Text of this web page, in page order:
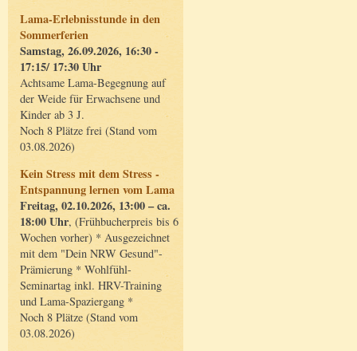
Lama-Erlebnisstunde in den
Sommerferien
Samstag, 26.09.2026, 16:30 -
17:15/ 17:30 Uhr
Achtsame Lama-Begegnung auf
der Weide für Erwachsene und
Kinder ab 3 J.
Noch 8 Plätze frei (Stand vom
03.08.2026)
Kein Stress mit dem Stress -
Entspannung lernen vom Lama
Freitag, 02.10.2026, 13:00 – ca.
18:00 Uhr, (Frühbucherpreis bis 6
Wochen vorher) * Ausgezeichnet
mit dem "Dein NRW Gesund"-
Prämierung * Wohlfühl-
Seminartag inkl. HRV-Training
und Lama-Spaziergang *
Noch 8 Plätze (Stand vom
03.08.2026)